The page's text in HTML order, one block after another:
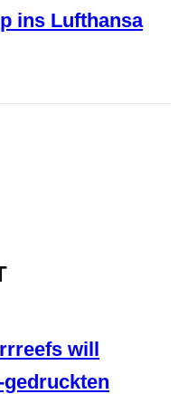
ins Lufthansa
will